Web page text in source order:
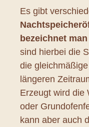
Es gibt
bezeichnet
sind hierbei die
die
längeren
Erzeugt wird die
oder
kann aber auch